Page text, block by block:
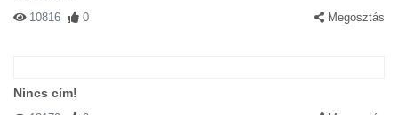
10816 0 Megosztás
Nincs cím!